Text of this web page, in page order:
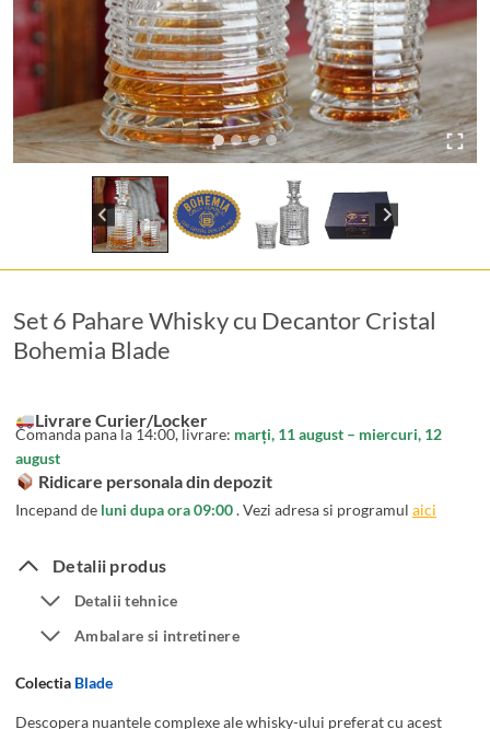
Set 6 Pahare Whisky cu Decantor Cristal
Bohemia Blade
Livrare Curier/Locker
Comanda pana la 14:00, livrare: marți, 11 august – miercuri, 12
august
Ridicare personala din depozit
Incepand de luni dupa ora 09:00. Vezi adresa si programul aici
Detalii produs
Detalii tehnice
Ambalare si intretinere
Colectia Blade
Descopera nuantele complexe ale whisky-ului preferat cu acest